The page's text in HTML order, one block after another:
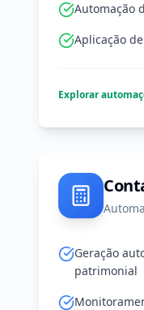
Automação
Aplicação
Explorar
Geração
patrimonial